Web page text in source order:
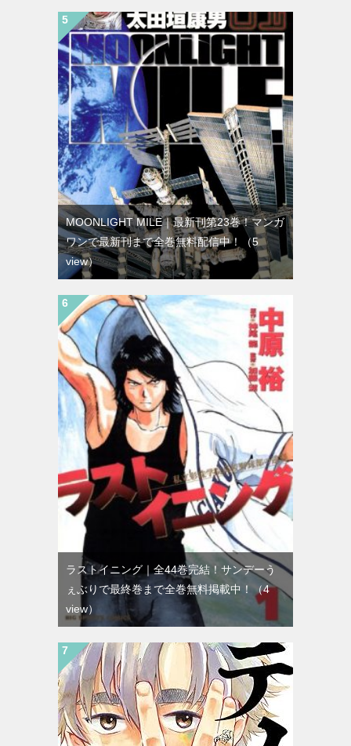
MOONLIGHT MILE｜最新刊第23巻！マンガ
ワンで最新刊まで全巻無料配信中！
（5
view）
ラストイニング｜全44巻完結！サンデーう
ぇぶりで最終巻まで全巻無料掲載中！ （4
view）